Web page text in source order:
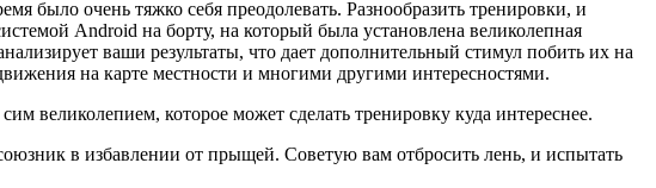
было очень тяжко себя преодолевать. Разнообразить тренировки, и
Android на борту, на который была установлена великолепная
ваши результаты, что дает дополнительный стимул побить их на
на карте местности и многими другими интересностями.
великолепием, которое может сделать тренировку куда интереснее.
в избавлении от прыщей. Советую вам отбросить лень, и испытать